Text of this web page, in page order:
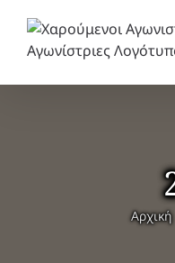
περιεχόμενο
Αρχική